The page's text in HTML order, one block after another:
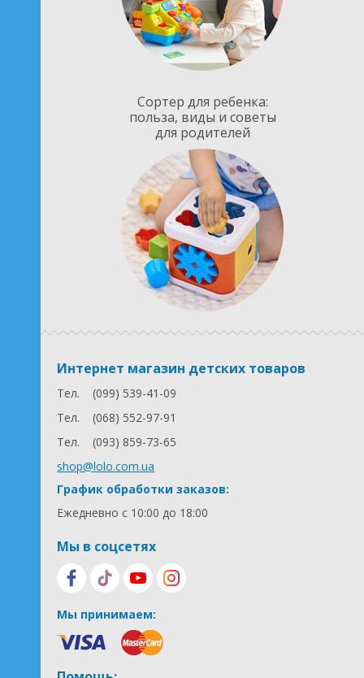
Сортер для ребенка:
польза, виды и советы
для родителей
Интернет магазин детских товаров
Тел.
(099) 539-41-09
Тел.
(068) 552-97-91
Тел.
(093) 859-73-65
shop@lolo.com.ua
График обработки заказов:
Ежедневно с 10:00 до 18:00
Мы в соцсетях
Мы принимаем: